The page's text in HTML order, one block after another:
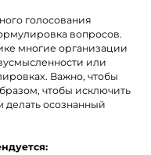
голосования
вопросов.
многие организации
или
Важно, чтобы
чтобы исключить
делать осознанный